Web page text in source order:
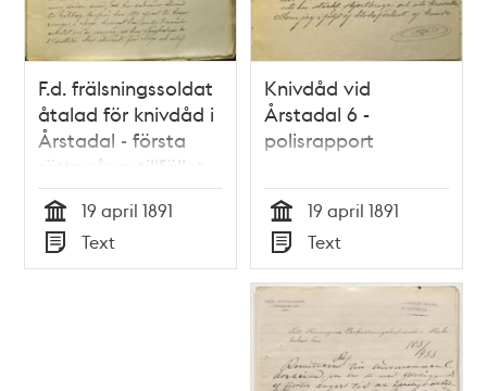
F.d. frälsningssoldat
åtalad för knivdåd i
Årstadal - första
rättegångstillfället
Tid
19 april 1891
Typ
Text
Knivdåd vid
Årstadal 6 -
polisrapport
Tid
19 april 1891
Typ
Text